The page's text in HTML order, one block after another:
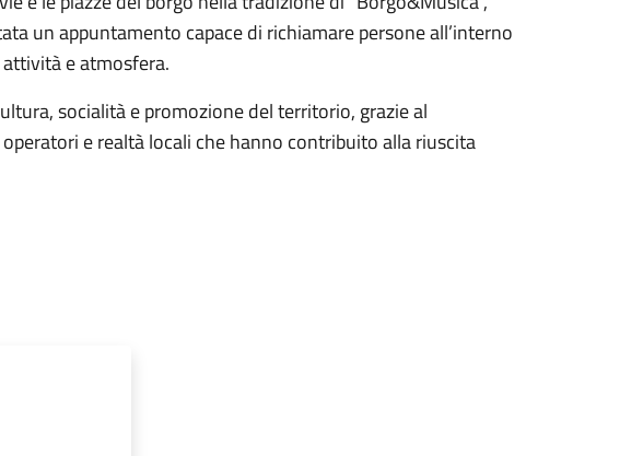
un appuntamento capace di richiamare persone all’interno
e atmosfera.
socialità e promozione del territorio, grazie al
e realtà locali che hanno contribuito alla riuscita